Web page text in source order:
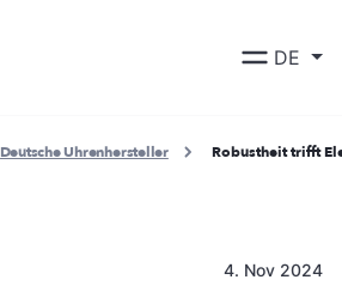
DE
Deutsche Uhrenhersteller Robustheit trifft
4. Nov 2024